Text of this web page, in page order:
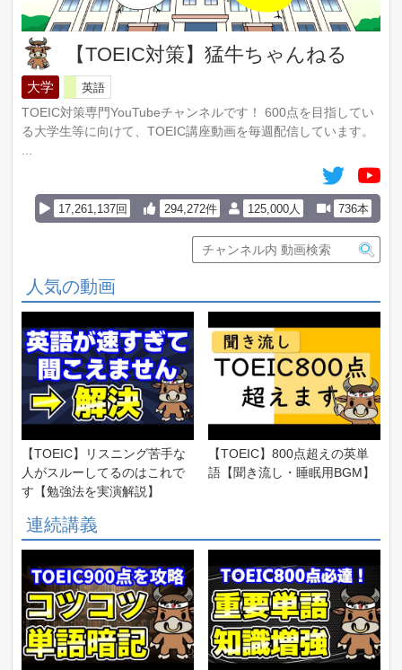
【TOEIC対策】猛牛ちゃんねる
大学
英語
TOEIC対策専門YouTubeチャンネルです！ 600点を目指してい
る大学生等に向けて、TOEIC講座動画を毎週配信しています。
125,000人 736本
17,261,137回 294,272件
人気の動画
【TOEIC】リスニング苦手な
人がスルーしてるのはこれで
す【勉強法を実演解説】
【TOEIC】800点超えの英単
語【聞き流し・睡眠用BGM】
連続講義